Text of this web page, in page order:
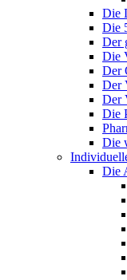
Die
Die
Der
Die
Der
Der
Der
Die
Die
Die